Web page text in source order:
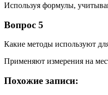
Используя формулы,
Вопрос 5
Какие методы используют
Применяют измерения на
Похожие записи: